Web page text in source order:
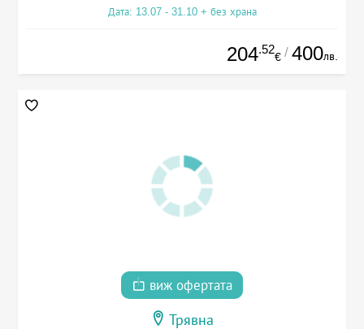
Дата: 13.07 - 31.10 + без храна
204.52
€ / 400лв.
виж офертата
Трявна